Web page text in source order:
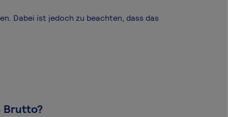
Dabei ist jedoch zu beachten, dass das
Brutto?